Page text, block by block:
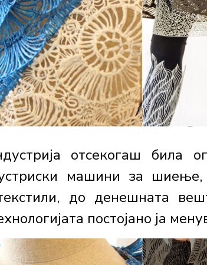
отсекогаш била
машини за
до денешната
постојано ја